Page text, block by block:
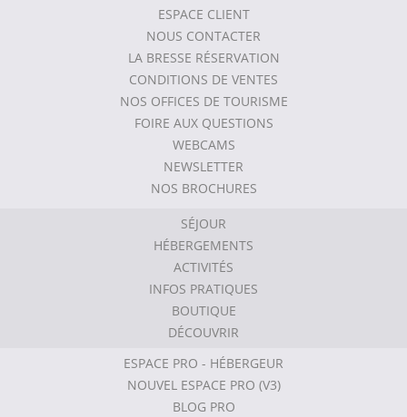
ESPACE CLIENT
NOUS CONTACTER
LA BRESSE RÉSERVATION
CONDITIONS DE VENTES
NOS OFFICES DE TOURISME
FOIRE AUX QUESTIONS
WEBCAMS
NEWSLETTER
NOS BROCHURES
SÉJOUR
HÉBERGEMENTS
ACTIVITÉS
INFOS PRATIQUES
BOUTIQUE
DÉCOUVRIR
ESPACE PRO - HÉBERGEUR
NOUVEL ESPACE PRO (V3)
BLOG PRO